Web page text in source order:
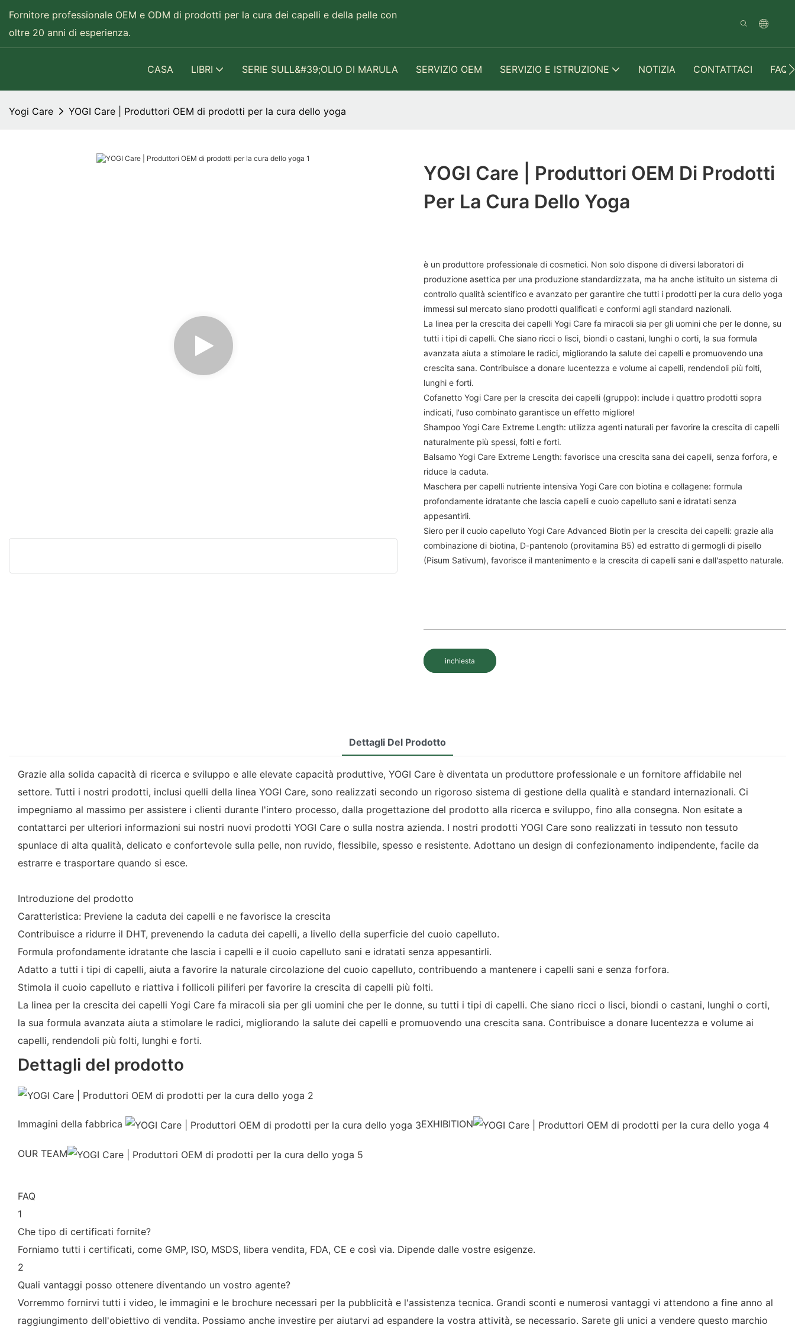
Fornitore professionale OEM e ODM di prodotti per la cura dei capelli e della pelle con
oltre 20 anni di esperienza.
CASA LIBRI SERIE SULL&#39;OLIO DI MARULA SERVIZIO OEM SERVIZIO E ISTRUZIONE NOTIZIA CONTATTACI FAQ
Yogi Care YOGI Care | Produttori OEM di prodotti per la cura dello yoga
YOGI Care | Produttori OEM Di Prodotti
Per La Cura Dello Yoga
è un produttore professionale di cosmetici. Non solo dispone di diversi laboratori di
produzione asettica per una produzione standardizzata, ma ha anche istituito un sistema di
controllo qualità scientifico e avanzato per garantire che tutti i prodotti per la cura dello yoga
immessi sul mercato siano prodotti qualificati e conformi agli standard nazionali.
La linea per la crescita dei capelli Yogi Care fa miracoli sia per gli uomini che per le donne, su
tutti i tipi di capelli. Che siano ricci o lisci, biondi o castani, lunghi o corti, la sua formula
avanzata aiuta a stimolare le radici, migliorando la salute dei capelli e promuovendo una
crescita sana. Contribuisce a donare lucentezza e volume ai capelli, rendendoli più folti,
lunghi e forti.
Cofanetto Yogi Care per la crescita dei capelli (gruppo): include i quattro prodotti sopra
indicati, l'uso combinato garantisce un effetto migliore!
Shampoo Yogi Care Extreme Length: utilizza agenti naturali per favorire la crescita di capelli
naturalmente più spessi, folti e forti.
Balsamo Yogi Care Extreme Length: favorisce una crescita sana dei capelli, senza forfora, e
riduce la caduta.
Maschera per capelli nutriente intensiva Yogi Care con biotina e collagene: formula
profondamente idratante che lascia capelli e cuoio capelluto sani e idratati senza
appesantirli.
Siero per il cuoio capelluto Yogi Care Advanced Biotin per la crescita dei capelli: grazie alla
combinazione di biotina, D-pantenolo (provitamina B5) ed estratto di germogli di pisello
(Pisum Sativum), favorisce il mantenimento e la crescita di capelli sani e dall'aspetto naturale.
inchiesta
Dettagli Del Prodotto
Grazie alla solida capacità di ricerca e sviluppo e alle elevate capacità produttive, YOGI Care è diventata un produttore professionale e un fornitore affidabile nel
settore. Tutti i nostri prodotti, inclusi quelli della linea YOGI Care, sono realizzati secondo un rigoroso sistema di gestione della qualità e standard internazionali. Ci
impegniamo al massimo per assistere i clienti durante l'intero processo, dalla progettazione del prodotto alla ricerca e sviluppo, fino alla consegna. Non esitate a
contattarci per ulteriori informazioni sui nostri nuovi prodotti YOGI Care o sulla nostra azienda. I nostri prodotti YOGI Care sono realizzati in tessuto non tessuto
spunlace di alta qualità, delicato e confortevole sulla pelle, non ruvido, flessibile, spesso e resistente. Adottano un design di confezionamento indipendente, facile da
estrarre e trasportare quando si esce.
Introduzione del prodotto
Caratteristica: Previene la caduta dei capelli e ne favorisce la crescita
Contribuisce a ridurre il DHT, prevenendo la caduta dei capelli, a livello della superficie del cuoio capelluto.
Formula profondamente idratante che lascia i capelli e il cuoio capelluto sani e idratati senza appesantirli.
Adatto a tutti i tipi di capelli, aiuta a favorire la naturale circolazione del cuoio capelluto, contribuendo a mantenere i capelli sani e senza forfora.
Stimola il cuoio capelluto e riattiva i follicoli piliferi per favorire la crescita di capelli più folti.
La linea per la crescita dei capelli Yogi Care fa miracoli sia per gli uomini che per le donne, su tutti i tipi di capelli. Che siano ricci o lisci, biondi o castani, lunghi o corti,
la sua formula avanzata aiuta a stimolare le radici, migliorando la salute dei capelli e promuovendo una crescita sana. Contribuisce a donare lucentezza e volume ai
capelli, rendendoli più folti, lunghi e forti.
Dettagli del prodotto
Immagini della fabbrica EXHIBITION
OUR TEAM
FAQ
1
Che tipo di certificati fornite?
Forniamo tutti i certificati, come GMP, ISO, MSDS, libera vendita, FDA, CE e così via. Dipende dalle vostre esigenze.
2
Quali vantaggi posso ottenere diventando un vostro agente?
Vorremmo fornirvi tutti i video, le immagini e le brochure necessari per la pubblicità e l'assistenza tecnica. Grandi sconti e numerosi vantaggi vi attendono a fine anno al
raggiungimento dell'obiettivo di vendita. Possiamo anche investire per aiutarvi ad espandere la vostra attività, se necessario. Sarete gli unici a vendere questo marchio